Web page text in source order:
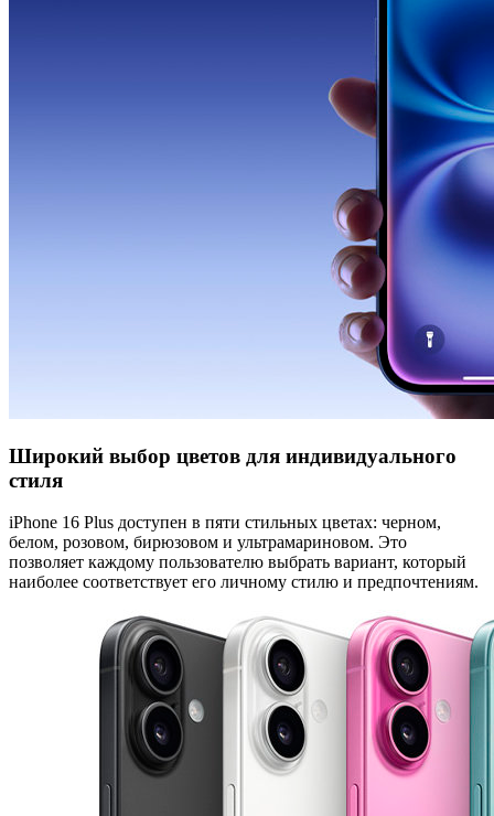
Широкий выбор цветов для индивидуального
стиля
iPhone 16 Plus доступен в пяти стильных цветах: черном,
белом, розовом, бирюзовом и ультрамариновом. Это
позволяет каждому пользователю выбрать вариант, который
наиболее соответствует его личному стилю и предпочтениям.